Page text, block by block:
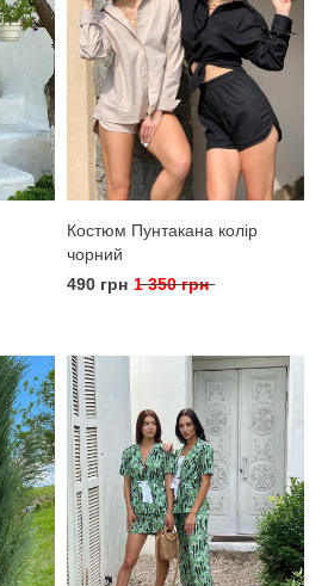
Костюм Пунтакана колір
чорний
490 грн 1 350 грн